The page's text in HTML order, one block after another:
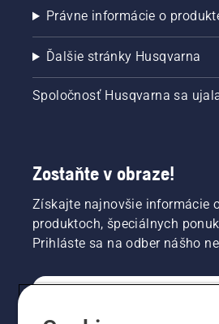
Právne informácie o
Ďalšie stránky Husqvarna
Spoločnosť Husqvarna sa
Zostaňte v obraze!
Získajte najnovšie informácie
produktoch, špeciálnych
Prihláste sa na odber nášho